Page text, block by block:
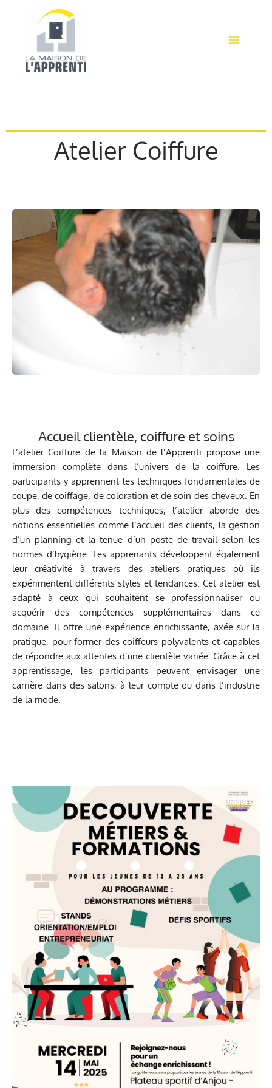
Atelier Coiffure
Accueil clientèle, coiffure et soins
L’atelier Coiffure de la Maison de l’Apprenti propose une
immersion complète dans l’univers de la coiffure. Les
participants y apprennent les techniques fondamentales de
coupe, de coiffage, de coloration et de soin des cheveux. En
plus des compétences techniques, l’atelier aborde des
notions essentielles comme l’accueil des clients, la gestion
d’un planning et la tenue d’un poste de travail selon les
normes d’hygiène. Les apprenants développent également
leur créativité à travers des ateliers pratiques où ils
expérimentent différents styles et tendances. Cet atelier est
adapté à ceux qui souhaitent se professionnaliser ou
acquérir des compétences supplémentaires dans ce
domaine. Il offre une expérience enrichissante, axée sur la
pratique, pour former des coiffeurs polyvalents et capables
de répondre aux attentes d’une clientèle variée. Grâce à cet
apprentissage, les participants peuvent envisager une
carrière dans des salons, à leur compte ou dans l’industrie
de la mode.